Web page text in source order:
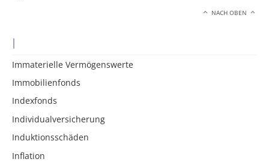
NACH OBEN
I
Immaterielle Vermögenswerte
Immobilienfonds
Indexfonds
Individualversicherung
Induktionsschäden
Inflation